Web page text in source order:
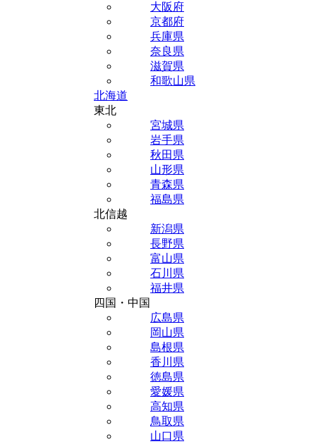
大阪府
京都府
兵庫県
奈良県
滋賀県
和歌山県
北海道
東北
宮城県
岩手県
秋田県
山形県
青森県
福島県
北信越
新潟県
長野県
富山県
石川県
福井県
四国・中国
広島県
岡山県
島根県
香川県
徳島県
愛媛県
高知県
鳥取県
山口県